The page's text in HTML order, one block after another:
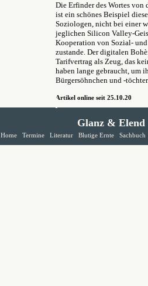
Die Erfinder des Wortes von
ist ein schönes Beispiel
Soziologen, nicht bei einer
jeglichen Silicon Valley-
Kooperation von Sozial-
zustande. Der digitalen
Tarifvertrag als Zeug, das
haben lange gebraucht, um
Bürgersöhnchen und -
Artikel online seit 25.10.20
Glanz & Elend
Home Termine Literatur Blutige Ernte Sachbuch